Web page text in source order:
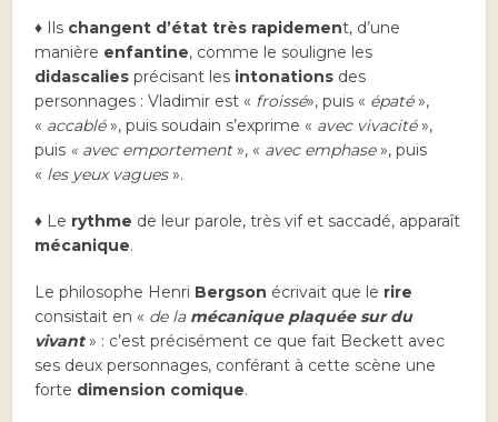
♦ Ils changent d’état très rapidement, d’une
manière enfantine, comme le souligne les
didascalies précisant les intonations des
personnages : Vladimir est « froissé», puis « épaté»,
« accablé», puis soudain s’exprime « avec vivacité»,
puis « avec emportement», « avec emphase», puis
« les yeux vagues».
♦ Le rythme de leur parole, très vif et saccadé, apparaît
mécanique.
Le philosophe Henri Bergson écrivait que le rire
consistait en « de la mécanique plaquée sur du
vivant» : c’est précisément ce que fait Beckett avec
ses deux personnages, conférant à cette scène une
forte dimension comique.